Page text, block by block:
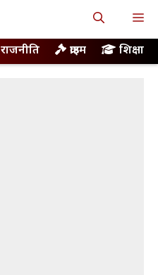
राजनीति क्राइम शिक्षा